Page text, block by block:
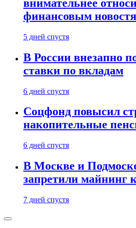
внимательнее
финансовым
5 дней спустя
В России внезапно
ставки по вкладам
6 дней спустя
Соцфонд повысил
накопительные
6 дней спустя
В Москве и
запретили майнинг
7 дней спустя